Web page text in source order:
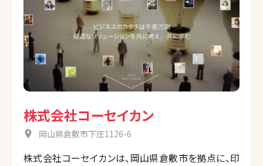
株式会社コーセイカン
岡山県倉敷市下庄1126-6
株式会社コーセイカンは、岡山県倉敷市を拠点に、印